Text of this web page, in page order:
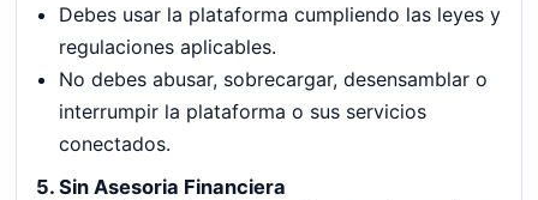
Debes usar la plataforma cumpliendo las leyes y
regulaciones aplicables.
No debes abusar, sobrecargar, desensamblar o
interrumpir la plataforma o sus servicios
conectados.
5. Sin Asesoria Financiera